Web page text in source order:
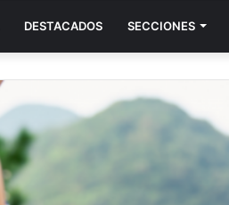
DESTACADOS SECCIONES